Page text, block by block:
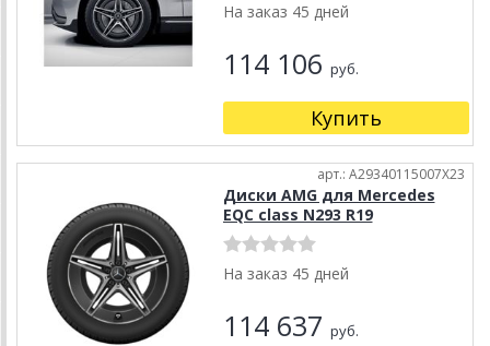
На заказ 45 дней
114 106 руб.
Купить
арт.: A29340115007X23
Диски AMG для Mercedes
EQC class N293 R19
На заказ 45 дней
114 637 руб.